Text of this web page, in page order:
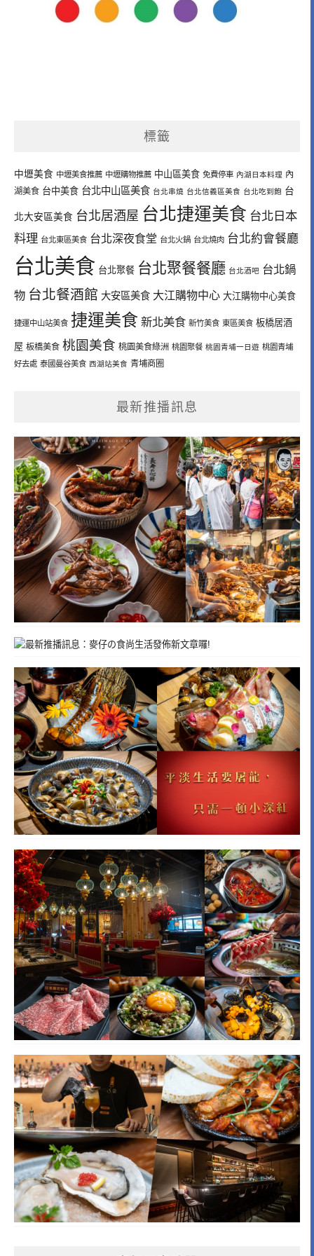
標籤
中壢美食 中壢美食推薦 中壢購物推薦 中山區美食 免費停車 內湖日本料理 內
湖美食 台中美食 台北中山區美食 台北串燒 台北信義區美食 台北吃到飽 台
北大安區美食 台北居酒屋 台北捷運美食 台北日本
料理 台北東區美食 台北深夜食堂 台北火鍋 台北燒肉 台北約會餐廳
台北美食 台北聚餐 台北聚餐餐廳 台北酒吧 台北鍋
物 台北餐酒館 大安區美食 大江購物中心 大江購物中心美食
捷運中山站美食 捷運美食 新北美食 新竹美食 東區美食 板橋居酒
屋 板橋美食 桃園美食 桃園美食綠洲 桃園聚餐 桃園青埔一日遊 桃園青埔
好去處 泰國曼谷美食 西湖站美食 青埔商圈
最新推播訊息